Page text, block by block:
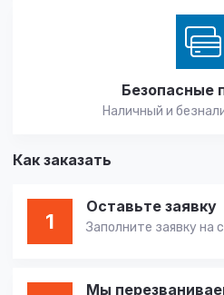
Безопасные
Наличный и
Как заказать
1
Оставьте заявку
Заполните заявку на
Мы